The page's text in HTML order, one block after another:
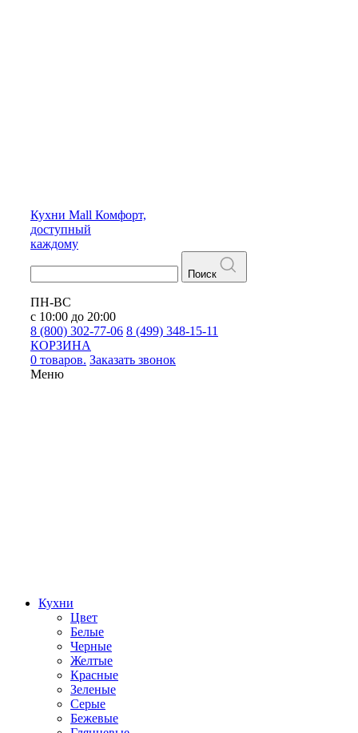
Кухни Mall Комфорт,
доступный
каждому
Поиск
ПН-ВС
с 10:00 до 20:00
8 (800) 302-77-06 8 (499) 348-15-11
КОРЗИНА
0 товаров. Заказать звонок
Меню
Кухни
Цвет
Белые
Черные
Желтые
Красные
Зеленые
Серые
Бежевые